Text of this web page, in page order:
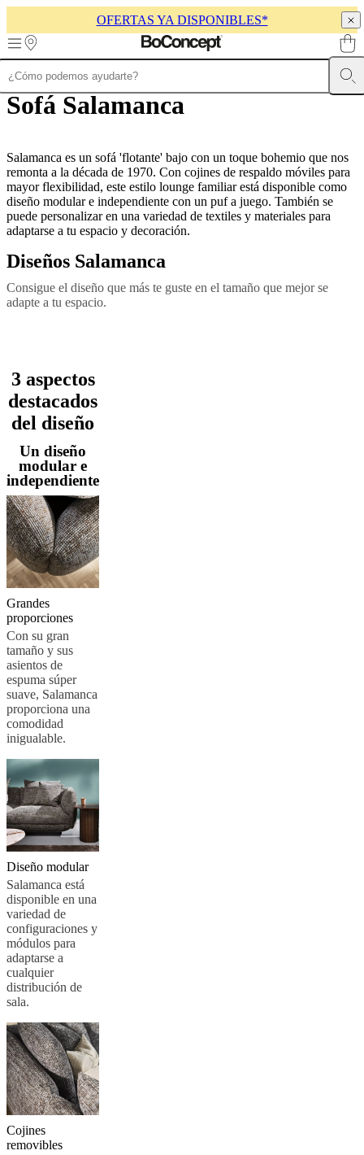
OFERTAS YA DISPONIBLES*
Skip to main content
MueblesSofás SillasMesasAlmacenamiento Lámparas
de
mesasColecciones
de
sillasButacas
ColeccionesBeds
collectionsColecciones
de
de
de
tejidos
al
aire
libreEspacios
pequeñosOficinas
casaBoConcept
Helena
ChristensenInspiración
al
clienteContactoEntrega
del
productoInstrucciones
de
montajeGarantíaLegal
de
decoración
de
interiores
gratisSolicita
muestras
gratisBuscar
una
tiendaAcerca
de
BoConcept
social
corporativa
La
historiaSala
de
prensaArtesanía
y
calidadConoce
a
nuestros
diseñadoresPersonalización
and
certifications
de
accesibilidadHazte
franquiciado
ProgramProjects
and
news
Sofá Salamanca
Salamanca es un sofá 'flotante' bajo con un toque bohemio que nos
remonta a la década de 1970. Con cojines de respaldo móviles para
mayor flexibilidad, este estilo lounge familiar está disponible como
diseño modular e independiente con un puf a juego. También se
puede personalizar en una variedad de textiles y materiales para
adaptarse a tu espacio y decoración.
Diseños Salamanca
Consigue el diseño que más te guste en el tamaño que mejor se
adapte a tu espacio.
3 aspectos
destacados
del diseño
Un diseño
modular e
independiente
Grandes
proporciones
Con su gran
tamaño y sus
asientos de
espuma súper
suave, Salamanca
proporciona una
comodidad
inigualable.
Diseño modular
Salamanca está
disponible en una
variedad de
configuraciones y
módulos para
adaptarse a
cualquier
distribución de
sala.
Cojines
removibles